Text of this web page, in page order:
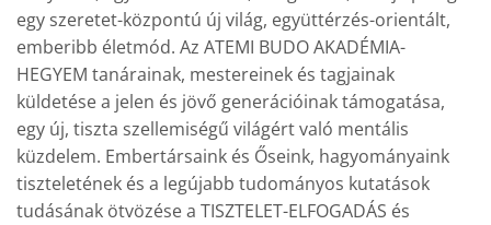
egy szeretet-központú új világ, együttérzés-orientált,
emberibb életmód. Az ATEMI BUDO AKADÉMIA-
HEGYEM tanárainak, mestereinek és tagjainak
küldetése a jelen és jövő generációinak támogatása,
egy új, tiszta szellemiségű világért való mentális
küzdelem. Embertársaink és Őseink, hagyományaink
tiszteletének és a legújabb tudományos kutatások
tudásának ötvözése a TISZTELET-ELFOGADÁS és